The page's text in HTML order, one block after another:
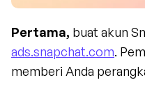
Pertama,
ads.snapchat.com.
memberi Anda